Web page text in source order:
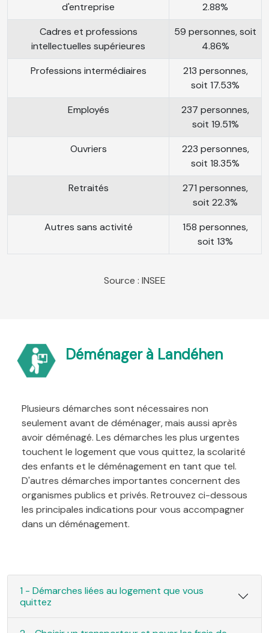
d'entreprise
2.88%
Cadres et professions
intellectuelles supérieures
59 personnes, soit
4.86%
Professions intermédiaires
213 personnes,
soit 17.53%
Employés
237 personnes,
soit 19.51%
Ouvriers
223 personnes,
soit 18.35%
Retraités
271 personnes,
soit 22.3%
Autres sans activité
158 personnes,
soit 13%
Source : INSEE
Déménager à Landéhen
Plusieurs démarches sont nécessaires non
seulement avant de déménager, mais aussi après
avoir déménagé. Les démarches les plus urgentes
touchent le logement que vous quittez, la scolarité
des enfants et le déménagement en tant que tel.
D'autres démarches importantes concernent des
organismes publics et privés. Retrouvez ci-dessous
les principales indications pour vous accompagner
dans un déménagement.
1 - Démarches liées au logement que vous
quittez